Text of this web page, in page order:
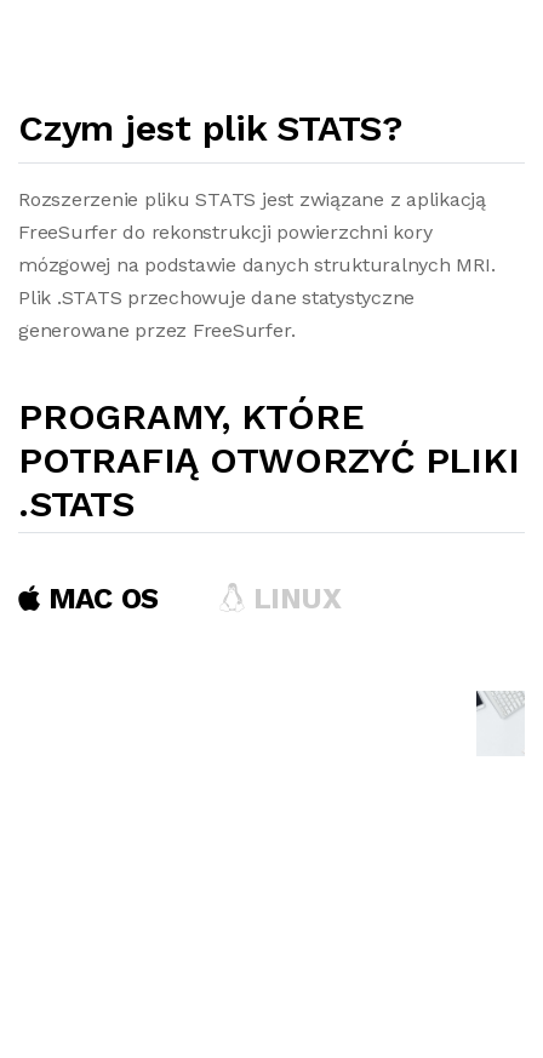
Czym jest plik STATS?
Rozszerzenie pliku STATS jest związane z aplikacją
FreeSurfer do rekonstrukcji powierzchni kory
mózgowej na podstawie danych strukturalnych MRI.
Plik .STATS przechowuje dane statystyczne
generowane przez FreeSurfer.
PROGRAMY, KTÓRE
POTRAFIĄ OTWORZYĆ PLIKI
.STATS
MAC OS LINUX